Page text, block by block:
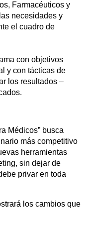
Farmacéuticos y
necesidades y
el cuadro de
con objetivos
y con tácticas de
los resultados –
Médicos” busca
más competitivo
herramientas
sin dejar de
privar en toda
los cambios que